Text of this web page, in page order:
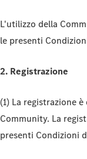
L'utilizzo della
le presenti
2. Registrazione
(1) La registrazione
Community. La
presenti Condizioni